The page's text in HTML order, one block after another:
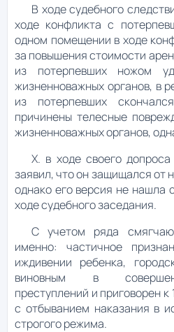
В ходе судебного
ходе конфликта с
одном помещении в ходе
за повышения стоимости
из потерпевших ножом
жизненноважных органов, в
из потерпевших
причинены телесные
жизненноважных органов,
Х. в ходе своего
заявил, что он защищался от
однако его версия не нашла
ходе судебного заседания.
С учетом ряда
именно: частичное
иждивении ребенка,
виновным в
преступлений и приговорен
с отбыванием наказания в
строгого режима.